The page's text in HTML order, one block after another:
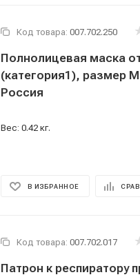
Код товара: 007.702.250
Полнолицевая маска от
(категория1), размер
Россия
Вес: 0.42 кг.
В ИЗБРАННОЕ
Код товара: 007.702.017
Патрон к респиратору